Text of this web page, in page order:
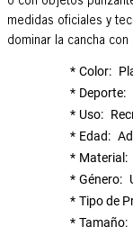
medidas oficiales y
dominar la cancha
Color
Deporte
Uso
Edad
Material
Género
Tipo de
Tamaño